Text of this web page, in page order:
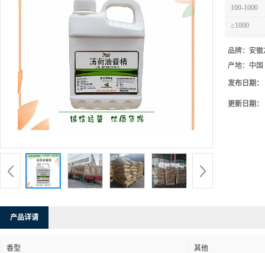
100-1000
≥1000
品牌： 安徽
产地： 中国
发布日期：
更新日期：
产品详请
香型 其他